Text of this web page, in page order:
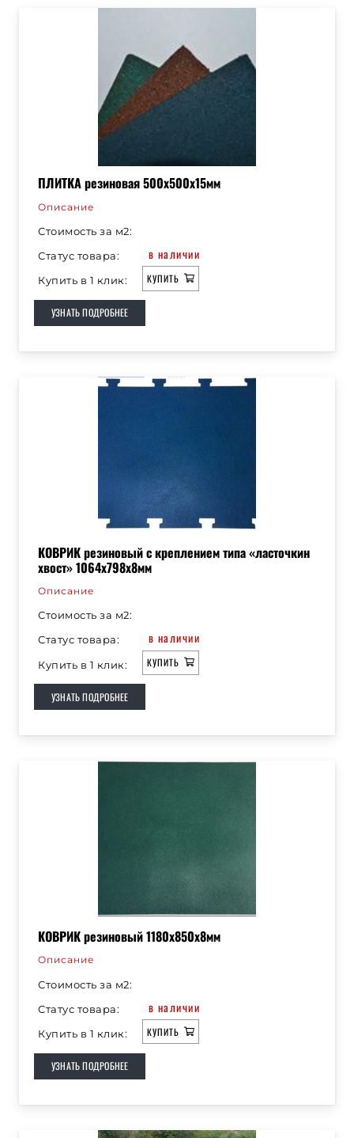
ПЛИТКА резиновая 500х500х15мм
Описание
Стоимость за м2:
Статус товара:
в наличии
Купить в 1 клик: КУПИТЬ
УЗНАТЬ ПОДРОБНЕЕ
КОВРИК резиновый с креплением типа «ласточкин
хвост» 1064х798х8мм
Описание
Стоимость за м2:
Статус товара:
в наличии
Купить в 1 клик: КУПИТЬ
УЗНАТЬ ПОДРОБНЕЕ
КОВРИК резиновый 1180х850х8мм
Описание
Стоимость за м2:
Статус товара:
в наличии
Купить в 1 клик: КУПИТЬ
УЗНАТЬ ПОДРОБНЕЕ